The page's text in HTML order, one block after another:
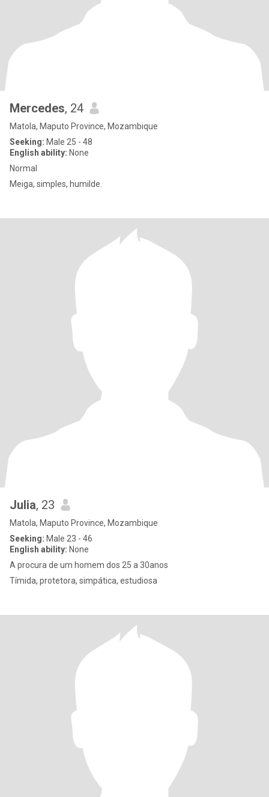
Mercedes, 24
Matola, Maputo Province, Mozambique
Seeking: Male 25 - 48
English ability: None
Normal
Meiga, simples, humilde.
Julia, 23
Matola, Maputo Province, Mozambique
Seeking: Male 23 - 46
English ability: None
A procura de um homem dos 25 a 30anos
Tímida, protetora, simpática, estudiosa